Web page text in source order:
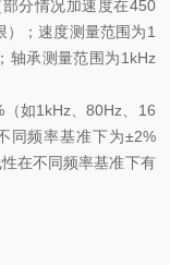
分情况加速度在450
）；速度测量范围为1
轴承测量范围为1kHz
（如1kHz、80Hz、16
同频率基准下为±2%
在不同频率基准下有